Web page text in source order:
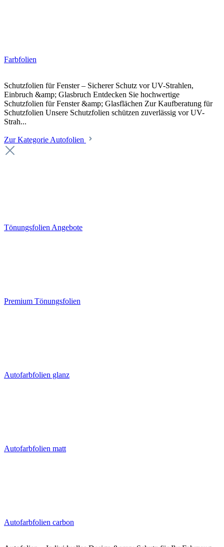
Farbfolien
Schutzfolien für Fenster – Sicherer Schutz vor UV-Strahlen,
Einbruch &amp; Glasbruch Entdecken Sie hochwertige
Schutzfolien für Fenster &amp; Glasflächen Zur Kaufberatung für
Schutzfolien Unsere Schutzfolien schützen zuverlässig vor UV-
Strah...
Zur Kategorie Autofolien
Tönungsfolien Angebote
Premium Tönungsfolien
Autofarbfolien glanz
Autofarbfolien matt
Autofarbfolien carbon